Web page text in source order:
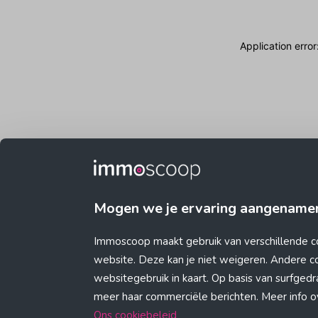
Mogen we je ervaring
Immoscoop maakt gebruik van verschillende
website. Deze kan je niet weigeren. Andere
websitegebruik in kaart. Op basis van
meer haar commerciële berichten. Meer info
Ons cookiebeleid
Application